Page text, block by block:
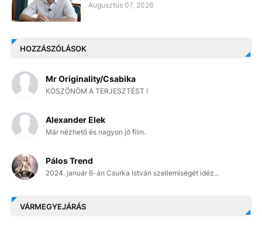
Augusztus 07, 2026
HOZZÁSZÓLÁSOK
Mr Originality/Csabika
KÖSZÖNÖM A TERJESZTÉST !
Alexander Elek
Már nézhető és nagyon jó film.
Pálos Trend
2024. január 6-án Csurka István szellemiségét idéz...
VÁRMEGYEJÁRÁS